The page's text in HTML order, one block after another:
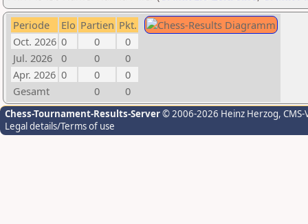
Periode Elo Partien Pkt.
Oct. 2026 0 0
0
Jul. 2026
0 0
0
Apr. 2026 0 0
0
Gesamt
0 0
Chess-Tournament-Results-Server© 2006-2026 Heinz Herzog,
Legal details/Terms of use